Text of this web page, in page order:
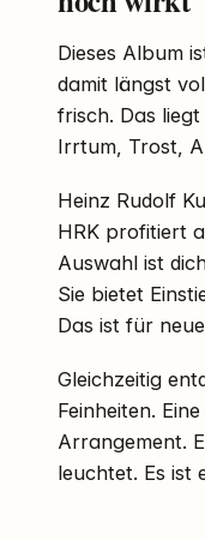
Dieses Album
damit längst
frisch. Das liegt
Irrtum, Trost,
Heinz Rudolf
HRK profitiert
Auswahl ist
Sie bietet
Das ist für
Gleichzeitig
Feinheiten.
Arrangement.
leuchtet. Es ist